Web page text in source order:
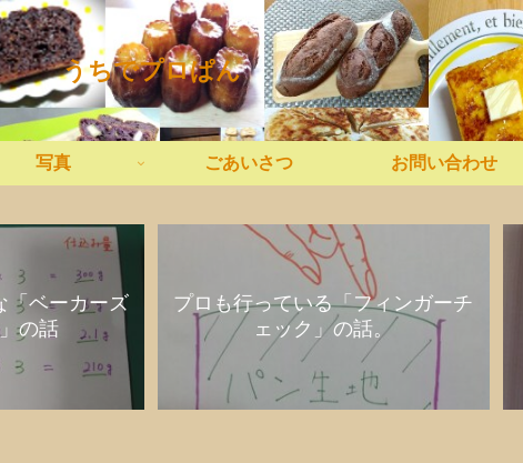
うちでプロぱん
写真 ごあいさつ お問い合わせ
「ベーカーズ
の話
プロも行っている「フィンガーチ
ェック」の話。